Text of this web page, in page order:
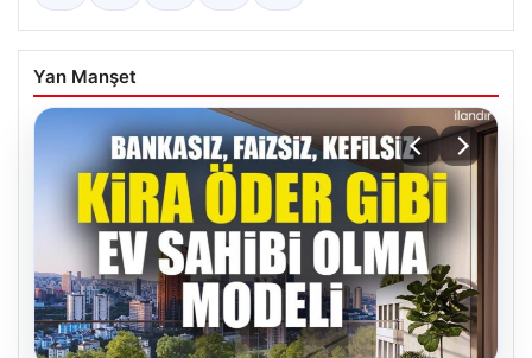
Yan Manşet